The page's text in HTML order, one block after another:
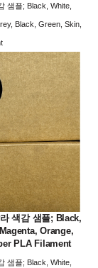
샘플; Black, White,
Black, Green, Skin,
색감 샘플; Black,
Orange,
PLA Filament
샘플; Black, White,